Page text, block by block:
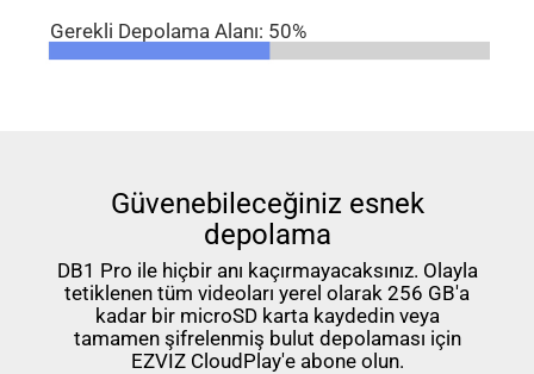
Gerekli Depolama Alanı: 50%
Güvenebileceğiniz esnek
depolama
DB1 Pro ile hiçbir anı kaçırmayacaksınız. Olayla
tetiklenen tüm videoları yerel olarak 256 GB'a
kadar bir microSD karta kaydedin veya
tamamen şifrelenmiş bulut depolaması için
EZVIZ CloudPlay'e abone olun.